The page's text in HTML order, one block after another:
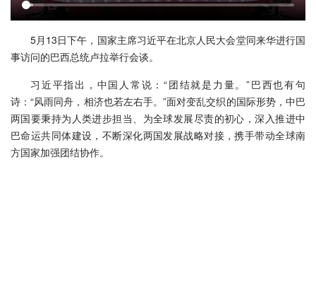
5月13日下午，国家主席习近平在北京人民大会堂同来华进行国
事访问的巴西总统卢拉举行会谈。
习近平指出，中国人常说：“团结就是力量。”巴西也有句
诗：“风雨同舟，相济也若左右手。”面对变乱交织的国际形势，中巴
两国要秉持为人类进步担当、为全球发展尽责的初心，深入推进中
巴命运共同体建设，不断深化两国发展战略对接，携手带动全球南
方国家加强团结协作。